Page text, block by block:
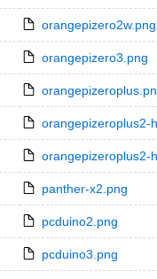
orangepizero2w.png
orangepizero3.png
orangepizeroplus2-
orangepizeroplus2-
panther-x2.png
pcduino2.png
pcduino3.png